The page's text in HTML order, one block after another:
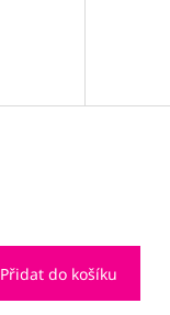
Přidat do košíku